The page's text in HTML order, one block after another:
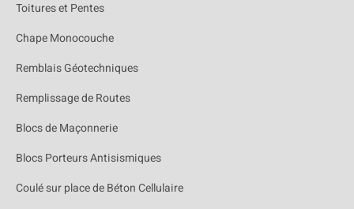
Toitures et Pentes
Chape Monocouche
Remblais Géotechniques
Remplissage de Routes
Blocs de Maçonnerie
Blocs Porteurs Antisismiques
Coulé sur place de Béton Cellulaire